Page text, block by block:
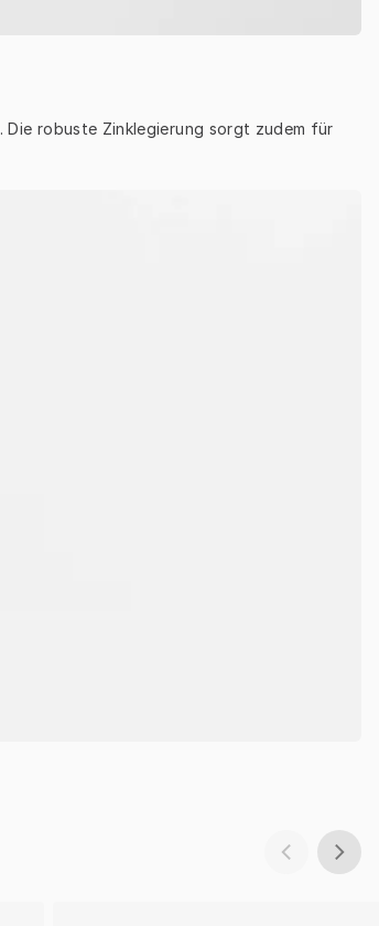
Die robuste Zinklegierung sorgt zudem für